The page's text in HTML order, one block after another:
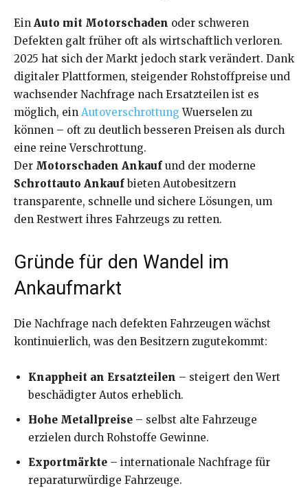
Ein Auto mit Motorschaden oder schweren
Defekten galt früher oft als wirtschaftlich verloren.
2025 hat sich der Markt jedoch stark verändert. Dank
digitaler Plattformen, steigender Rohstoffpreise und
wachsender Nachfrage nach Ersatzteilen ist es
möglich, ein Autoverschrottung Wuerselen zu
können – oft zu deutlich besseren Preisen als durch
eine reine Verschrottung.
Der Motorschaden Ankauf und der moderne
Schrottauto Ankauf bieten Autobesitzern
transparente, schnelle und sichere Lösungen, um
den Restwert ihres Fahrzeugs zu retten.
Gründe für den Wandel im
Ankaufmarkt
Die Nachfrage nach defekten Fahrzeugen wächst
kontinuierlich, was den Besitzern zugutekommt:
Knappheit an Ersatzteilen – steigert den Wert
beschädigter Autos erheblich.
Hohe Metallpreise – selbst alte Fahrzeuge
erzielen durch Rohstoffe Gewinne.
Exportmärkte – internationale Nachfrage für
reparaturwürdige Fahrzeuge.